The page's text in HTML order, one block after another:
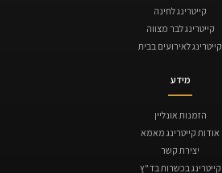
קייטרינג לחינה
קייטרינג לבר מצווה
קייטרינג לאירועים בבית
מידע
הזמנות אונליין
אודות קייטרינג מאמא
יצירת קשר
קייטרינג בכשרות בד"ץ